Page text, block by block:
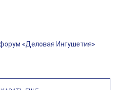
«Деловая Ингушетия»